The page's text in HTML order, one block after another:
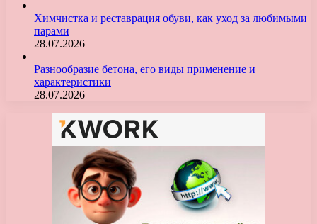
Химчистка и реставрация обуви, как уход за любимыми
парами
28.07.2026
Разнообразие бетона, его виды применение и
характеристики
28.07.2026